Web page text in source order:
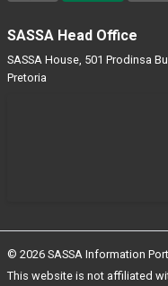
SASSA Head Office
SASSA House, 501 Prodinsa
Pretoria
© 2026 SASSA Information
This website is not affiliated